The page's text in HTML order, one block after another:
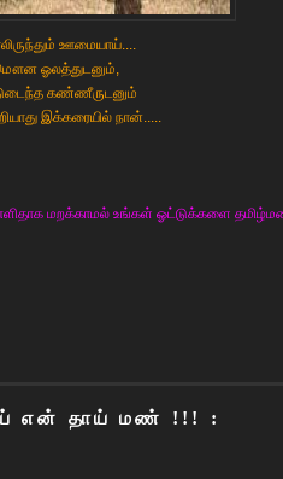
ஊமையாய்....
ஓலத்துடனும்,
கண்ணீருடனும்
இக்கரையில் நான்.....
மறக்காமல் உங்கள் ஓட்டுக்களை
என் தாய் மண் !!! :